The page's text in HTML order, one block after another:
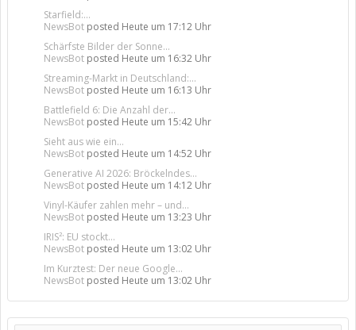
Starfield:...
NewsBot posted Heute um 17:12 Uhr
Schärfste Bilder der Sonne...
NewsBot posted Heute um 16:32 Uhr
Streaming-Markt in Deutschland:...
NewsBot posted Heute um 16:13 Uhr
Battlefield 6: Die Anzahl der...
NewsBot posted Heute um 15:42 Uhr
Sieht aus wie ein...
NewsBot posted Heute um 14:52 Uhr
Generative AI 2026: Bröckelndes...
NewsBot posted Heute um 14:12 Uhr
Vinyl-Käufer zahlen mehr – und...
NewsBot posted Heute um 13:23 Uhr
IRIS²: EU stockt...
NewsBot posted Heute um 13:02 Uhr
Im Kurztest: Der neue Google...
NewsBot posted Heute um 13:02 Uhr